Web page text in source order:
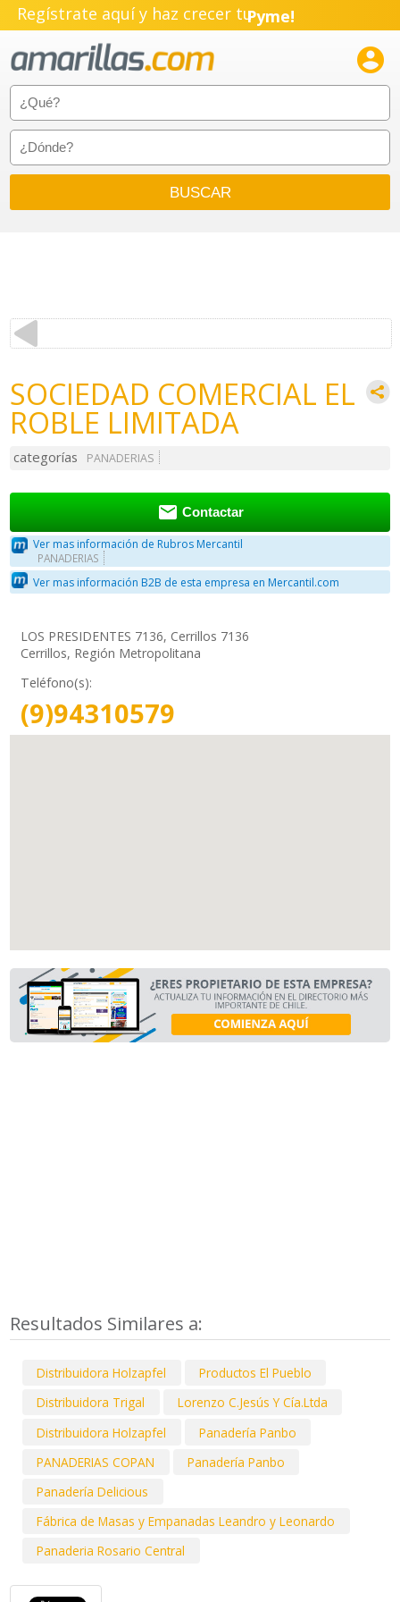
Regístrate aquí y haz crecer tuPyme!
Emprendimiento!

SOCIEDAD COMERCIAL EL
ROBLE LIMITADA
categorías PANADERIAS
 Contactar
Ver mas información de Rubros Mercantil
PANADERIAS
Ver mas información B2B de esta empresa en Mercantil.com
LOS PRESIDENTES 7136, Cerrillos 7136
Cerrillos, Región Metropolitana
Teléfono(s):
(9)94310579
Resultados Similares a:
Distribuidora Holzapfel
Productos El Pueblo
Distribuidora Trigal
Lorenzo C.Jesús Y Cía.Ltda
Distribuidora Holzapfel
Panadería Panbo
PANADERIAS COPAN
Panadería Panbo
Panadería Delicious
Fábrica de Masas y Empanadas Leandro y Leonardo
Panaderia Rosario Central